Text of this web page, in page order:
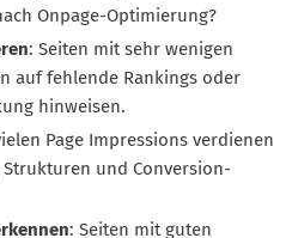
Onpage-Optimierung?
: Seiten mit sehr wenigen
auf fehlende Rankings oder
hinweisen.
Page Impressions verdienen
und Conversion-
: Seiten mit guten